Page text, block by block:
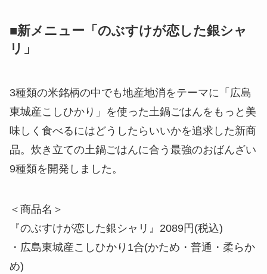
■新メニュー「のぶすけが恋した銀シャ
リ」
3種類の米銘柄の中でも地産地消をテーマに「広島
東城産こしひかり」を使った土鍋ごはんをもっと美
味しく食べるにはどうしたらいいかを追求した新商
品。炊き立ての土鍋ごはんに合う最強のおばんざい
9種類を開発しました。
＜商品名＞
『のぶすけが恋した銀シャリ』2089円(税込)
・広島東城産こしひかり1合(かため・普通・柔らか
め)